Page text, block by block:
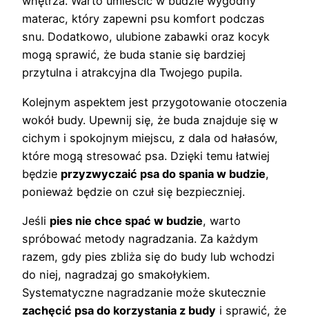
materac, który zapewni psu komfort podczas
snu. Dodatkowo, ulubione zabawki oraz kocyk
mogą sprawić, że buda stanie się bardziej
przytulna i atrakcyjna dla Twojego pupila.
Kolejnym aspektem jest przygotowanie otoczenia
wokół budy. Upewnij się, że buda znajduje się w
cichym i spokojnym miejscu, z dala od hałasów,
które mogą stresować psa. Dzięki temu łatwiej
będzie przyzwyczaić psa do spania w budzie,
ponieważ będzie on czuł się bezpieczniej.
Jeśli pies nie chce spać w budzie, warto
spróbować metody nagradzania. Za każdym
razem, gdy pies zbliża się do budy lub wchodzi
do niej, nagradzaj go smakołykiem.
Systematyczne nagradzanie może skutecznie
zachęcić psa do korzystania z budy i sprawić, że